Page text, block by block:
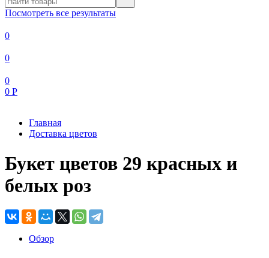
Посмотреть все результаты
0
0
0
0 Р
Главная
Доставка цветов
Букет цветов 29 красных и
белых роз
Обзор